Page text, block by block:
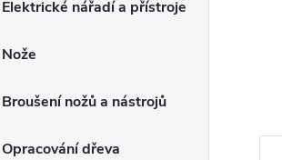
Elektrické nářadí a přístroje
Nože
Broušení nožů a nástrojů
Opracování dřeva